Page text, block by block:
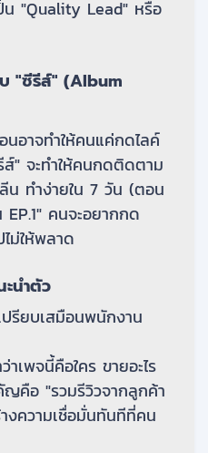
น "Quality Lead" หรือ
"ซีรีส์" (Album
อาจทำให้คนแค่กดไลค์
" จะทำให้คนกดติดตาม
น ทำง่ายใน 7 วัน (ตอน
คนจะอยากกด
ม่ให้พลาด
นำตัว
รียบเสมือนพนักงาน
าเพจนี้คือใคร ขายอะไร
ญคือ "รวมรีวิวจากลูกค้า
งความเชื่อมั่นทันทีที่คน